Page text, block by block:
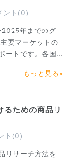
ント(0)
年までのグ
要マーケットの
ートです。各国
けた有望市場およ
場参入判断に役
展開を検討する
者にとって、意
もっと見る
るための商品リ
ト(0)
リサーチ方法を